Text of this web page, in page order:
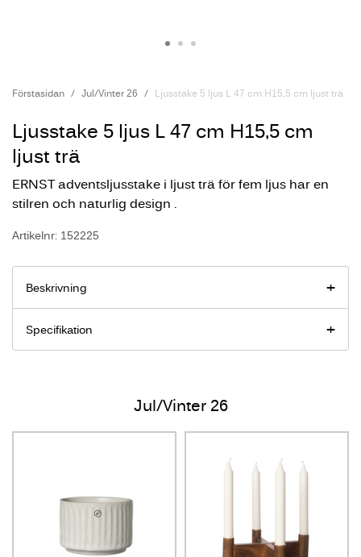
Förstasidan Jul/Vinter 26 Ljusstake 5 ljus L 47 cm H15,5 cm ljust trä
Ljusstake 5 ljus L 47 cm H15,5 cm
ljust trä
ERNST adventsljusstake i ljust trä för fem ljus har en
stilren och naturlig design .
Artikelnr: 152225
Beskrivning
Specifikation
Jul/Vinter 26